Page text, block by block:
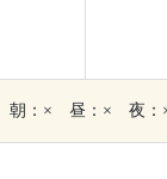
朝：× 昼：× 夜：